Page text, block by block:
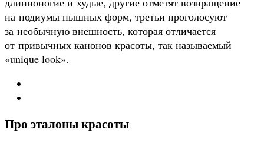
на подиумы пышных форм, третьи проголосуют
за необычную внешность, которая отличается
от привычных канонов красоты, так называемый
«unique look».
Про эталоны красоты